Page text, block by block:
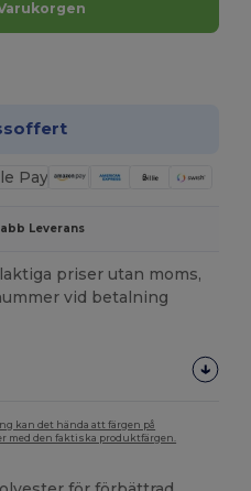
Leverans
priser utan moms,
vid betalning
kan det hända att färgen på
med den faktiska produktfärgen.